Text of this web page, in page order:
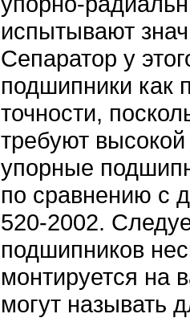
испытывают
Сепаратор у
подшипники как
точности,
требуют
упорные
по сравнению с
520-2002.
подшипников
монтируется на
могут называть